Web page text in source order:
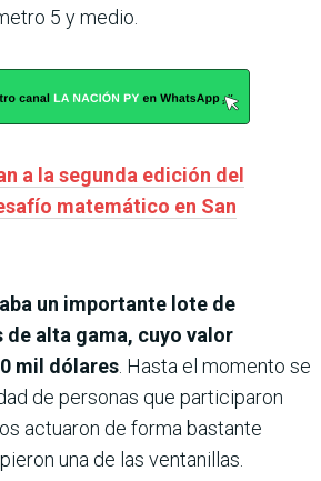
5 y medio.
a la segunda edición del
matemático en San
un importante lote de
de alta gama, cuyo valor
mil dólares . Hasta el momento se
de personas que participaron
actuaron de forma bastante
una de las ventanillas.